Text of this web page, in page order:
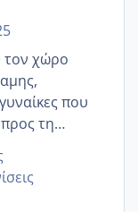
τον χώρο
που
τη
το 2025.
χαρές,
μεγάλη